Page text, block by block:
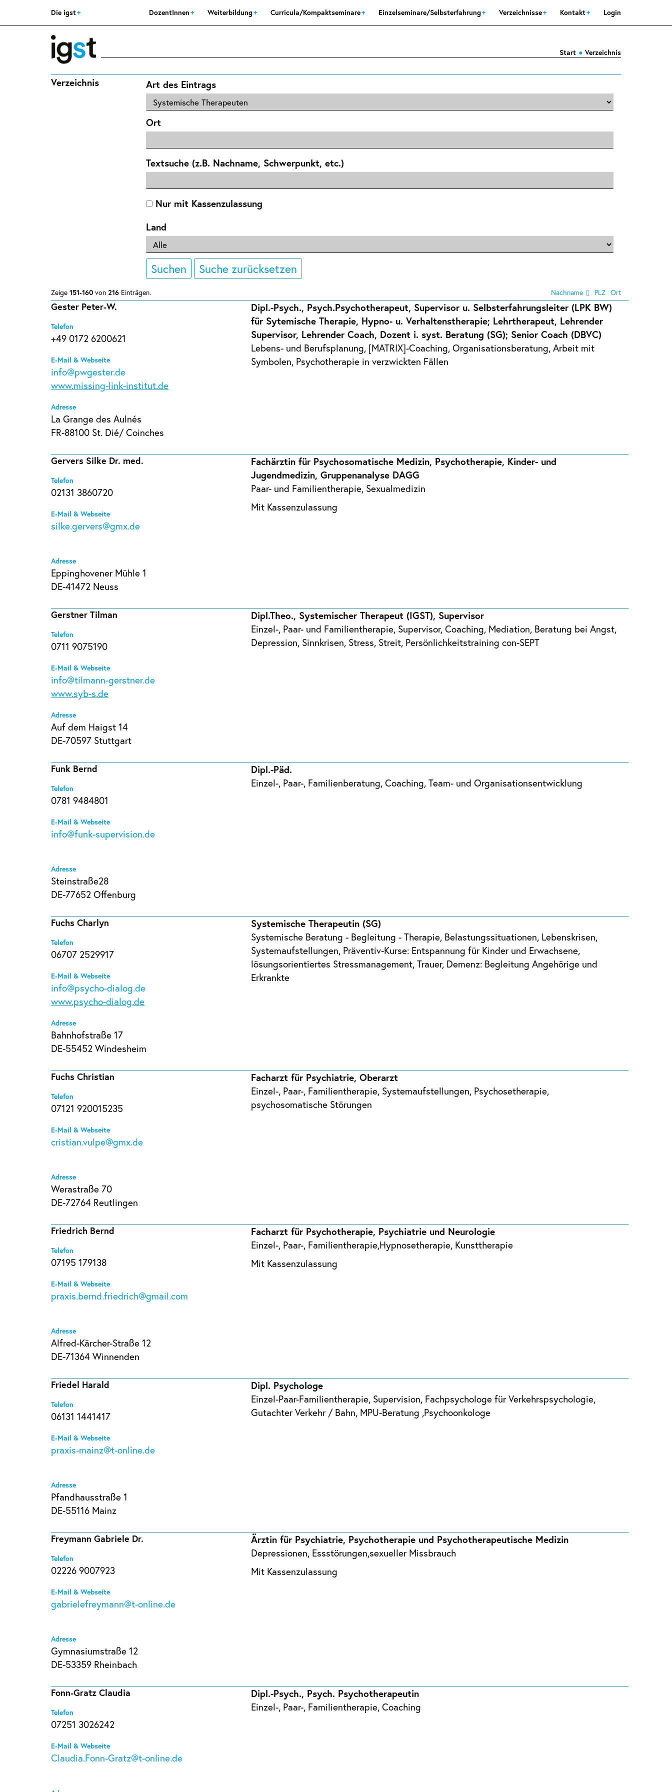
Die igst DozentInnen Weiterbildung Curricula/Kompaktseminare Einzelseminare/Selbsterfahrung Verzeichnisse Kontakt Login
Start Verzeichnis
Verzeichnis Art des Eintrags
Ort
Textsuche (z.B. Nachname, Schwerpunkt, etc.)
Nur mit Kassenzulassung
Land
Suchen Suche zurücksetzen
Ort
PLZ
Nachname
Zeige 151-160 von 216 Einträgen.
Gester Peter-W.
Telefon
+49 0172 6200621
E-Mail & Webseite
info@pwgester.de
www.missing-link-institut.de
Adresse
La Grange des Aulnés
FR-88100 St. Dié/ Coinches
Dipl.-Psych., Psych.Psychotherapeut, Supervisor u. Selbsterfahrungsleiter (LPK BW)
für Sytemische Therapie, Hypno- u. Verhaltenstherapie; Lehrtherapeut, Lehrender
Supervisor, Lehrender Coach, Dozent i. syst. Beratung (SG); Senior Coach (DBVC)
Lebens- und Berufsplanung, [MATRIX]-Coaching, Organisationsberatung, Arbeit mit
Symbolen, Psychotherapie in verzwickten Fällen
Gervers Silke Dr. med.
Telefon
02131 3860720
E-Mail & Webseite
silke.gervers@gmx.de
Adresse
Eppinghovener Mühle 1
DE-41472 Neuss
Fachärztin für Psychosomatische Medizin, Psychotherapie, Kinder- und
Jugendmedizin, Gruppenanalyse DAGG
Paar- und Familientherapie, Sexualmedizin
Mit Kassenzulassung
Gerstner Tilman
Telefon
0711 9075190
E-Mail & Webseite
info@tilmann-gerstner.de
www.syb-s.de
Adresse
Auf dem Haigst 14
DE-70597 Stuttgart
Dipl.Theo., Systemischer Therapeut (IGST), Supervisor
Einzel-, Paar- und Familientherapie, Supervisor, Coaching, Mediation, Beratung bei Angst,
Depression, Sinnkrisen, Stress, Streit, Persönlichkeitstraining con-SEPT
Funk Bernd
Telefon
0781 9484801
E-Mail & Webseite
info@funk-supervision.de
Adresse
Steinstraße28
DE-77652 Offenburg
Dipl.-Päd.
Einzel-, Paar-, Familienberatung, Coaching, Team- und Organisationsentwicklung
Fuchs Charlyn
Telefon
06707 2529917
E-Mail & Webseite
info@psycho-dialog.de
www.psycho-dialog.de
Adresse
Bahnhofstraße 17
DE-55452 Windesheim
Systemische Therapeutin (SG)
Systemische Beratung - Begleitung - Therapie, Belastungssituationen, Lebenskrisen,
Systemaufstellungen, Präventiv-Kurse: Entspannung für Kinder und Erwachsene,
lösungsorientiertes Stressmanagement, Trauer, Demenz: Begleitung Angehörige und
Erkrankte
Fuchs Christian
Telefon
07121 920015235
E-Mail & Webseite
cristian.vulpe@gmx.de
Adresse
Werastraße 70
DE-72764 Reutlingen
Facharzt für Psychiatrie, Oberarzt
Einzel-, Paar-, Familientherapie, Systemaufstellungen, Psychosetherapie,
psychosomatische Störungen
Friedrich Bernd
Telefon
07195 179138
E-Mail & Webseite
praxis.bernd.friedrich@gmail.com
Adresse
Alfred-Kärcher-Straße 12
DE-71364 Winnenden
Facharzt für Psychotherapie, Psychiatrie und Neurologie
Einzel-, Paar-, Familientherapie,Hypnosetherapie, Kunsttherapie
Mit Kassenzulassung
Friedel Harald
Telefon
06131 1441417
E-Mail & Webseite
praxis-mainz@t-online.de
Adresse
Pfandhausstraße 1
DE-55116 Mainz
Dipl. Psychologe
Einzel-Paar-Familientherapie, Supervision, Fachpsychologe für Verkehrspsychologie,
Gutachter Verkehr / Bahn, MPU-Beratung ,Psychoonkologe
Freymann Gabriele Dr.
Telefon
02226 9007923
E-Mail & Webseite
gabrielefreymann@t-online.de
Adresse
Gymnasiumstraße 12
DE-53359 Rheinbach
Ärztin für Psychiatrie, Psychotherapie und Psychotherapeutische Medizin
Depressionen, Essstörungen,sexueller Missbrauch
Mit Kassenzulassung
Fonn-Gratz Claudia
Telefon
07251 3026242
E-Mail & Webseite
Claudia.Fonn-Gratz@t-online.de
Dipl.-Psych., Psych. Psychotherapeutin
Einzel-, Paar-, Familientherapie, Coaching